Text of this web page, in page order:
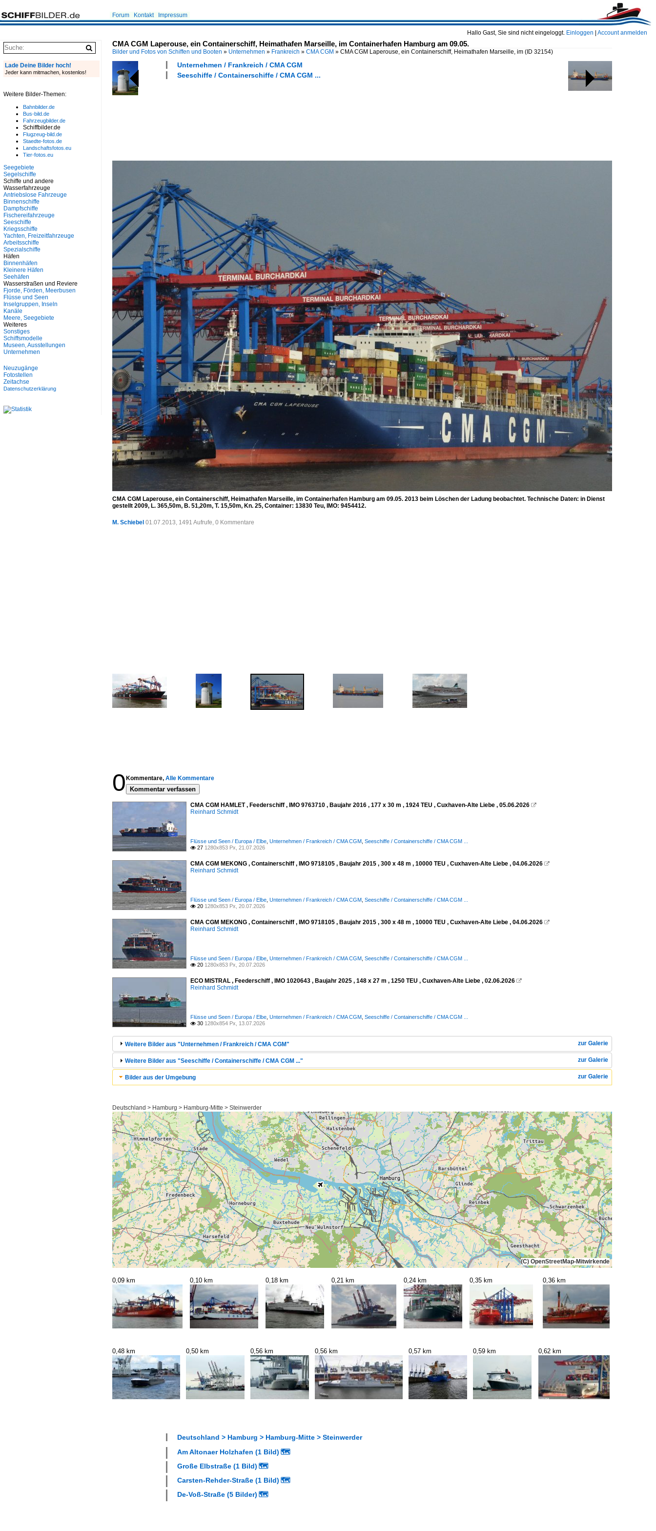
Hallo Gast, Sie sind nicht eingeloggt. Einloggen Account anmelden
Forum Kontakt Impressum
CMA CGM Laperouse, ein Containerschiff, Heimathafen Marseille, im Containerhafen Hamburg am 09.05.
Bilder und Fotos von Schiffen und Booten » Unternehmen » Frankreich » CMA CGM » CMA CGM Laperouse, ein Containerschiff, Heimathafen Marseille, im (ID 32154)
Unternehmen / Frankreich / CMA CGM
Seeschiffe / Containerschiffe / CMA CGM ...
CMA CGM Laperouse, ein Containerschiff, Heimathafen Marseille, im Containerhafen Hamburg am 09.05. 2013 beim Löschen der Ladung beobachtet. Technische Daten: in Dienst
gestellt 2009, L. 365,50m, B. 51,20m, T. 15,50m, Kn. 25, Container: 13830 Teu, IMO: 9454412.
M. Schiebel 01.07.2013, 1491 Aufrufe, 0 Kommentare
0 Kommentare, Alle Kommentare
Kommentar verfassen
CMA CGM HAMLET , Feederschiff , IMO 9763710 , Baujahr 2016 , 177 x 30 m , 1924 TEU , Cuxhaven-Alte Liebe , 05.06.2026 
Reinhard Schmidt
Flüsse und Seen / Europa / Elbe Unternehmen / Frankreich / CMA CGM Seeschiffe / Containerschiffe / CMA CGM ...
 27 1280x853 Px, 21.07.2026
CMA CGM MEKONG , Containerschiff , IMO 9718105 , Baujahr 2015 , 300 x 48 m , 10000 TEU , Cuxhaven-Alte Liebe , 04.06.2026 
Reinhard Schmidt
Flüsse und Seen / Europa / Elbe Unternehmen / Frankreich / CMA CGM Seeschiffe / Containerschiffe / CMA CGM ...
 20 1280x853 Px, 20.07.2026
CMA CGM MEKONG , Containerschiff , IMO 9718105 , Baujahr 2015 , 300 x 48 m , 10000 TEU , Cuxhaven-Alte Liebe , 04.06.2026 
Reinhard Schmidt
Flüsse und Seen / Europa / Elbe Unternehmen / Frankreich / CMA CGM Seeschiffe / Containerschiffe / CMA CGM ...
 20 1280x853 Px, 20.07.2026
ECO MISTRAL , Feederschiff , IMO 1020643 , Baujahr 2025 , 148 x 27 m , 1250 TEU , Cuxhaven-Alte Liebe , 02.06.2026 
Reinhard Schmidt
Flüsse und Seen / Europa / Elbe Unternehmen / Frankreich / CMA CGM Seeschiffe / Containerschiffe / CMA CGM ...
 30 1280x854 Px, 13.07.2026
zur Galerie
Weitere Bilder aus "Unternehmen / Frankreich / CMA CGM"
zur Galerie
Weitere Bilder aus "Seeschiffe / Containerschiffe / CMA CGM ..."
zur Galerie
Bilder aus der Umgebung
Deutschland > Hamburg > Hamburg-Mitte > Steinwerder
(C) OpenStreetMap-Mitwirkende
0,09 km 0,10 km 0,18 km 0,21 km 0,24 km 0,35 km 0,36 km
0,48 km 0,50 km 0,56 km 0,56 km 0,57 km 0,59 km 0,62 km
Deutschland > Hamburg > Hamburg-Mitte > Steinwerder
Am Altonaer Holzhafen (1 Bild) 🗺
Große Elbstraße (1 Bild) 🗺
Carsten-Rehder-Straße (1 Bild) 🗺
De-Voß-Straße (5 Bilder) 🗺
Lade Deine Bilder hoch!
Jeder kann mitmachen, kostenlos!
Weitere Bilder-Themen:
Bahnbilder.de
Bus-bild.de
Fahrzeugbilder.de
Schiffbilder.de
Flugzeug-bild.de
Staedte-fotos.de
Landschaftsfotos.eu
Tier-fotos.eu
Seegebiete
Segelschiffe
Schiffe und andere
Wasserfahrzeuge
Antriebslose Fahrzeuge
Binnenschiffe
Dampfschiffe
Fischereifahrzeuge
Seeschiffe
Kriegsschiffe
Yachten, Freizeitfahrzeuge
Arbeitsschiffe
Spezialschiffe
Häfen
Binnenhäfen
Kleinere Häfen
Seehäfen
Wasserstraßen und Reviere
Fjorde, Förden, Meerbusen
Flüsse und Seen
Inselgruppen, Inseln
Kanäle
Meere, Seegebiete
Weiteres
Sonstiges
Schiffsmodelle
Museen, Ausstellungen
Unternehmen
Neuzugänge
Fotostellen
Zeitachse
Datenschutzerklärung